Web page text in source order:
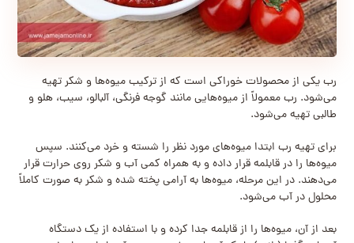
رب یکی از محصولات خوراکی است که از ترکیب میوه‌ها و شکر تهیه
می‌شود. رب معمولاً از میوه‌هایی مانند گوجه فرنگی، آلبالو، سیب، هلو و
طالبی تهیه می‌شود.
برای تهیه رب ابتدا میوه‌های مورد نظر را شسته و خرد می‌کنند. سپس
میوه‌ها را در قابلمه قرار داده و به همراه کمی آب و شکر روی حرارت قرار
می‌دهند. در این مرحله، میوه‌ها به آرامی پخته شده و شکر به صورت کاملاً
محلول در آب می‌شود.
بعد از آن، میوه‌ها را از قابلمه جدا کرده و با استفاده از یک دستگاه